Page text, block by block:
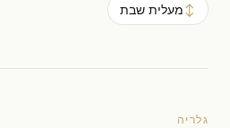
↕מעלית שבת
גלריה